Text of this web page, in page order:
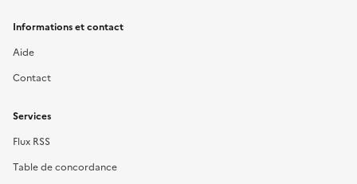
Informations et contact
Aide
Contact
Services
Flux RSS
Table de concordance